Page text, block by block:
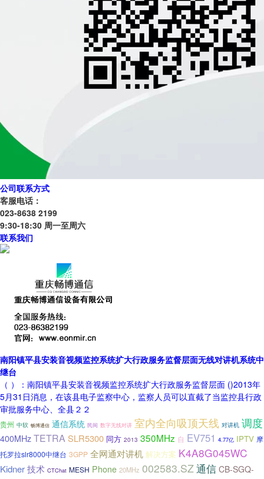
公司联系方式
客服电话：
023-8638 2199
9:30-18:30 周一至周六
联系我们
南阳镇平县安装音视频监控系统扩大行政服务监督层面无线对讲机系统中
继台
（ ）：南阳镇平县安装音视频监控系统扩大行政服务监督层面 ()2013年
5月31日消息，在该县电子监察中心，监察人员可以直截了当监控县行政
审批服务中心、全县２２
贵州 中软 畅博通信 通信系统 民间 数字无线对讲 室内全向吸顶天线 对讲机 调度
400MHz TETRASLR5300 同方 2013 350MHz 自 EV751 4.77亿 IPTV 摩
托罗拉slr8000中继台 3GPP 全网通对讲机 解决方案 K4A8G045WC
Kidner技术 CTChat MESH Phone 20MHz 002583.SZ通信 CB-SGQ-